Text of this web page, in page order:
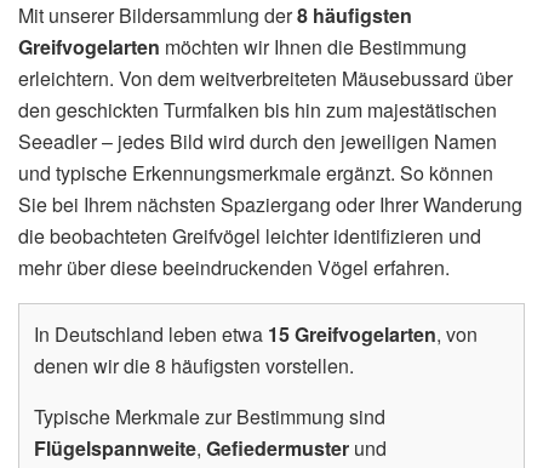
Mit unserer Bildersammlung der8 häufigsten
Greifvogelarten möchten wir Ihnen die Bestimmung
erleichtern. Von dem weitverbreiteten Mäusebussard über
den geschickten Turmfalken bis hin zum majestätischen
Seeadler – jedes Bild wird durch den jeweiligen Namen
und typische Erkennungsmerkmale ergänzt. So können
Sie bei Ihrem nächsten Spaziergang oder Ihrer Wanderung
die beobachteten Greifvögel leichter identifizieren und
mehr über diese beeindruckenden Vögel erfahren.
In Deutschland leben etwa 15 Greifvogelarten, von
denen wir die 8 häufigsten vorstellen.
Typische Merkmale zur Bestimmung sind
Flügelspannweite, Gefiedermuster und